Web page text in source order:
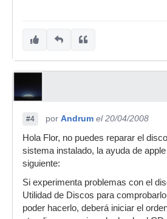
#4 por Andrum el 20/04/2008
Hola Flor, no puedes reparar el
sistema instalado, la ayuda de
siguiente:
Si experimenta problemas con el
Utilidad de Discos para
poder hacerlo, deberá iniciar el